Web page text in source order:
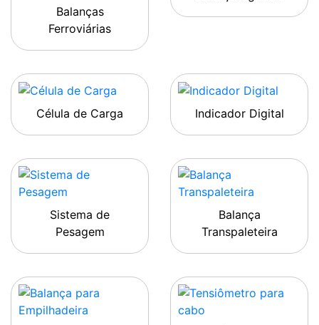
Balanças
Ferroviárias
Célula de Carga Indicador Digital
Sistema de
Pesagem
Balança
Transpaleteira